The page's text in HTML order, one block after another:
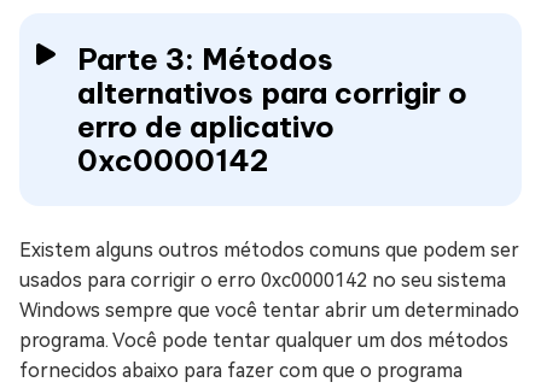
Parte 3: Métodos
alternativos para corrigir o
erro de aplicativo
0xc0000142
Existem alguns outros métodos comuns que podem ser
usados para corrigir o erro 0xc0000142 no seu sistema
Windows sempre que você tentar abrir um determinado
programa. Você pode tentar qualquer um dos métodos
fornecidos abaixo para fazer com que o programa